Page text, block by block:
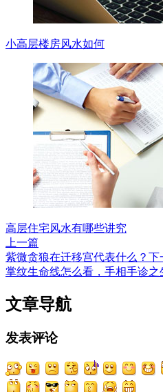
小高层楼房风水如何
高层住宅风水有哪些讲究
上一篇
紫微贪狼在迁移宫代表什么？ 下
掌纹生命线怎么看，手相手诊之
文章导航
发表评论